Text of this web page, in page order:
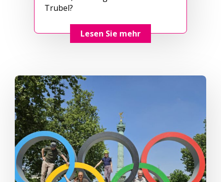
Trubel?
Lesen Sie mehr